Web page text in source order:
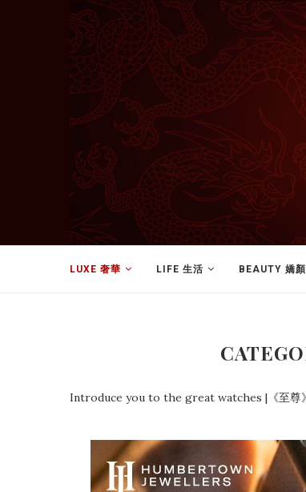
LUXE 奢華 LIFE 生活 BEAUTY 嬌
Introduce you to the great watches |《至尊》